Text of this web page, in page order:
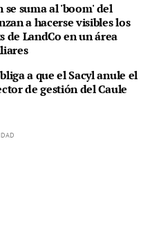
se suma al 'boom' del
a hacerse visibles los
de LandCo en un área
a que el Sacyl anule el
de gestión del Caule